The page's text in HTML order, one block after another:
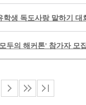
생 독도사랑 말하기 대
두의 해커톤' 참가자 모